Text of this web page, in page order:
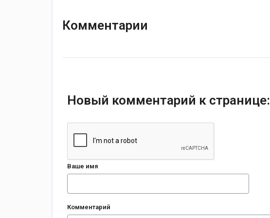
Комментарии
Новый комментарий к странице:
Ваше имя
Комментарий